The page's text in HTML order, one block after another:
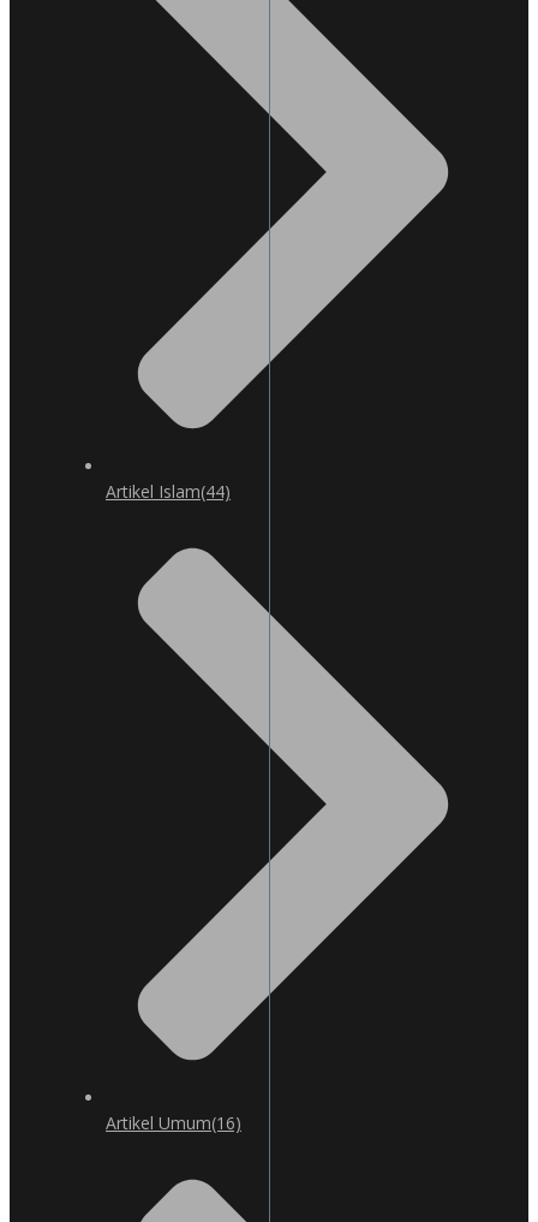
Artikel Islam(44)
Artikel Umum(16)